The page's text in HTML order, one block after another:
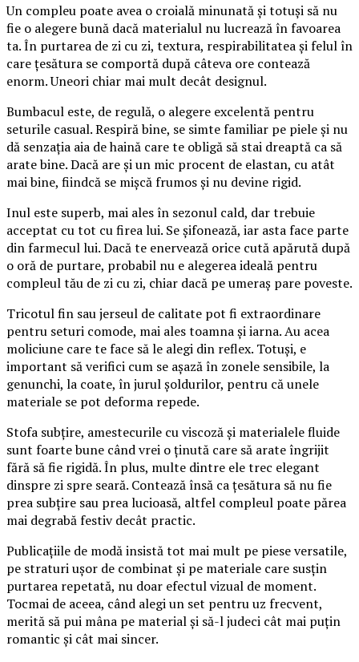
Un compleu poate avea o croială minunată și totuși să nu
fie o alegere bună dacă materialul nu lucrează în favoarea
ta. În purtarea de zi cu zi, textura, respirabilitatea și felul în
care țesătura se comportă după câteva ore contează
enorm. Uneori chiar mai mult decât designul.
Bumbacul este, de regulă, o alegere excelentă pentru
seturile casual. Respiră bine, se simte familiar pe piele și nu
dă senzația aia de haină care te obligă să stai dreaptă ca să
arate bine. Dacă are și un mic procent de elastan, cu atât
mai bine, fiindcă se mișcă frumos și nu devine rigid.
Inul este superb, mai ales în sezonul cald, dar trebuie
acceptat cu tot cu firea lui. Se șifonează, iar asta face parte
din farmecul lui. Dacă te enervează orice cută apărută după
o oră de purtare, probabil nu e alegerea ideală pentru
compleul tău de zi cu zi, chiar dacă pe umeraș pare poveste.
Tricotul fin sau jerseul de calitate pot fi extraordinare
pentru seturi comode, mai ales toamna și iarna. Au acea
moliciune care te face să le alegi din reflex. Totuși, e
important să verifici cum se așază în zonele sensibile, la
genunchi, la coate, în jurul șoldurilor, pentru că unele
materiale se pot deforma repede.
Stofa subțire, amestecurile cu viscoză și materialele fluide
sunt foarte bune când vrei o ținută care să arate îngrijit
fără să fie rigidă. În plus, multe dintre ele trec elegant
dinspre zi spre seară. Contează însă ca țesătura să nu fie
prea subțire sau prea lucioasă, altfel compleul poate părea
mai degrabă festiv decât practic.
Publicațiile de modă insistă tot mai mult pe piese versatile,
pe straturi ușor de combinat și pe materiale care susțin
purtarea repetată, nu doar efectul vizual de moment.
Tocmai de aceea, când alegi un set pentru uz frecvent,
merită să pui mâna pe material și să-l judeci cât mai puțin
romantic și cât mai sincer.